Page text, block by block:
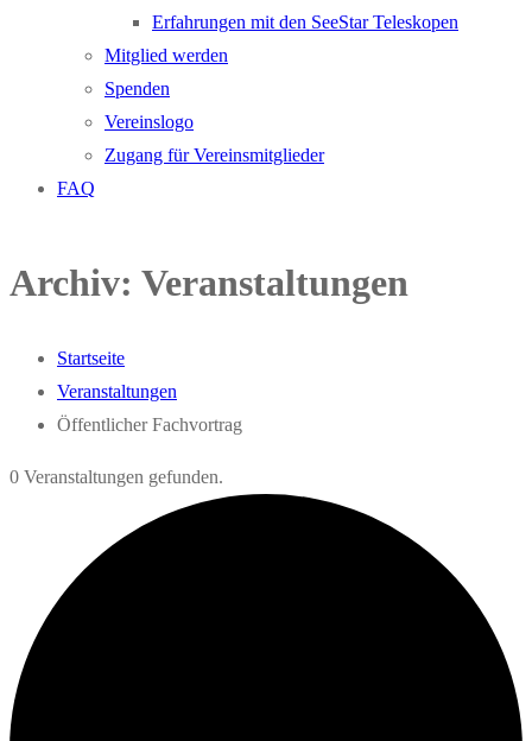
Erfahrungen mit den SeeStar Teleskopen
Mitglied werden
Spenden
Vereinslogo
Zugang für Vereinsmitglieder
FAQ
Archiv: Veranstaltungen
Startseite
Veranstaltungen
Öffentlicher Fachvortrag
0 Veranstaltungen gefunden.